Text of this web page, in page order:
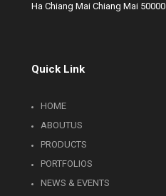
Ha Chiang Mai Chiang Mai 50000
Quick Link
HOME
ABOUTUS
PRODUCTS
PORTFOLIOS
NEWS & EVENTS